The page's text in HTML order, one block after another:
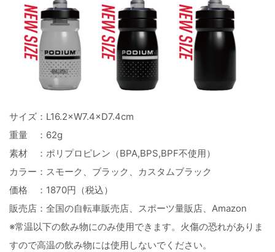
サイズ：L16.2×W7.4×D7.4cm
重量 ：62g
素材 ：ポリプロピレン（BPA,BPS,BPF不使用）
カラー：スモーク、ブラック、カスタムブラック
価格 ：1870円（税込）
販売店：全国の自転車販売店、スポーツ量販店、Amazon
※常温以下の飲み物にのみ使用できます。火傷の恐れがありま
すので高温の飲み物には使用しないでください。